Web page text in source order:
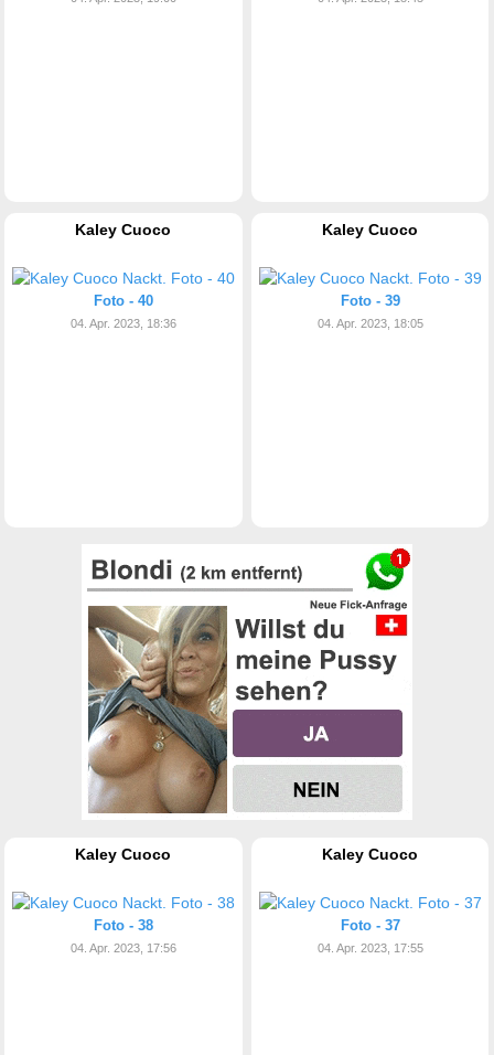
Kaley Cuoco
Foto - 40
04. Apr. 2023, 18:36
Kaley Cuoco
Foto - 39
04. Apr. 2023, 18:05
Kaley Cuoco
Foto - 38
04. Apr. 2023, 17:56
Kaley Cuoco
Foto - 37
04. Apr. 2023, 17:55